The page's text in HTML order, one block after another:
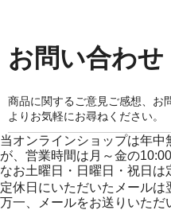
お問い合わせ
商品に関するご意見ご感想、お
よりお気軽にお尋ねください。
当オンラインショップは年
が、営業時間は月～金の
なお土曜日・日曜日・祝日は
定休日にいただいたメールは
万一、メールをお送りいただ